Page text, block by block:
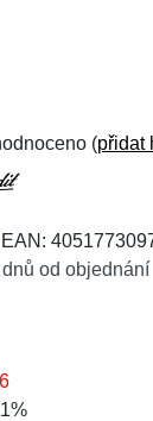
(přidat
od objednání